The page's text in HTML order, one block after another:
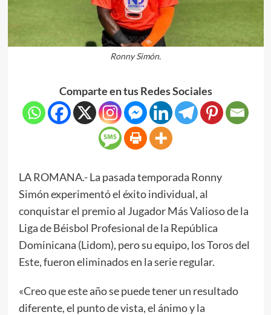
Ronny Simón.
Comparte en tus Redes Sociales
LA ROMANA.- La pasada temporada Ronny
Simón experimentó el éxito individual, al
conquistar el premio al Jugador Más Valioso de la
Liga de Béisbol Profesional de la República
Dominicana (Lidom), pero su equipo, los Toros del
Este, fueron eliminados en la serie regular.
«Creo que este año se puede tener un resultado
diferente, el punto de vista, el ánimo y la